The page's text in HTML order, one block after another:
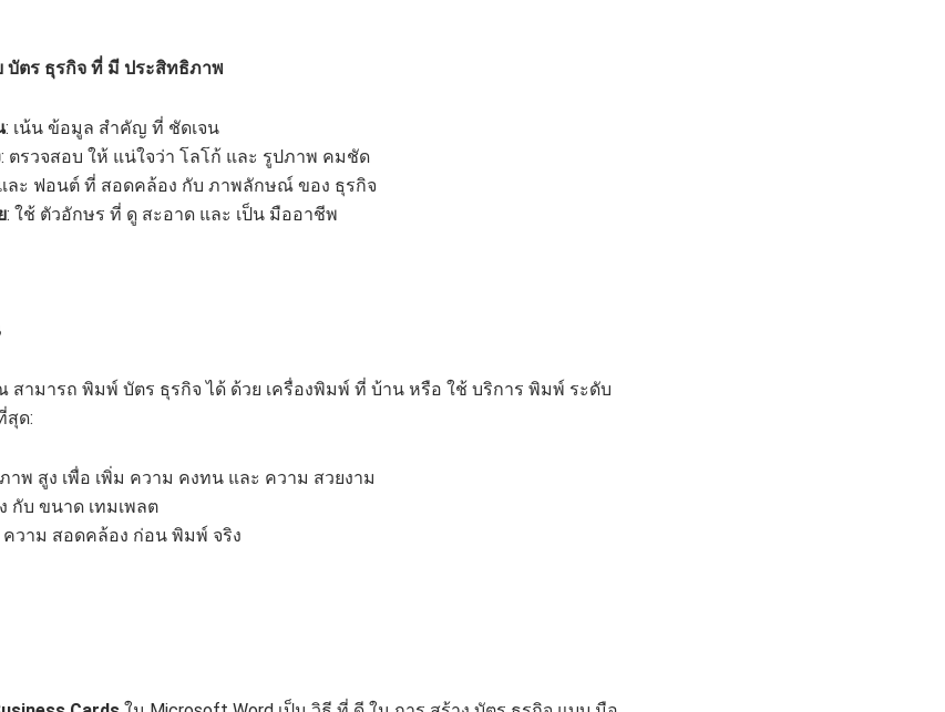
บัตร ธุรกิจ ที่ มี ประสิทธิภาพ
: เน้น ข้อมูล สำคัญ ที่ ชัดเจน
: ตรวจสอบ ให้ แน่ใจว่า โลโก้ และ รูปภาพ คมชัด
ละ ฟอนต์ ที่ สอดคล้อง กับ ภาพลักษณ์ ของ ธุรกิจ
: ใช้ ตัวอักษร ที่ ดู สะอาด และ เป็น มืออาชีพ
สามารถ พิมพ์ บัตร ธุรกิจ ได้ ด้วย เครื่องพิมพ์ ที่ บ้าน หรือ ใช้ บริการ พิมพ์ ระดับ
สุด:
พ สูง เพื่อ เพิ่ม ความ คงทน และ ความ สวยงาม
กับ ขนาด เทมเพลต
ความ สอดคล้อง ก่อน พิมพ์ จริง